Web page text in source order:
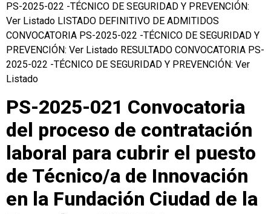
PS-2025-022 -TÉCNICO DE SEGURIDAD Y PREVENCIÓN:
Ver Listado LISTADO DEFINITIVO DE ADMITIDOS
CONVOCATORIA PS-2025-022 -TÉCNICO DE SEGURIDAD Y
PREVENCIÓN: Ver Listado RESULTADO CONVOCATORIA PS-
2025-022 -TÉCNICO DE SEGURIDAD Y PREVENCIÓN: Ver
Listado
PS-2025-021 Convocatoria
del proceso de contratación
laboral para cubrir el puesto
de Técnico/a de Innovación
en la Fundación Ciudad de la